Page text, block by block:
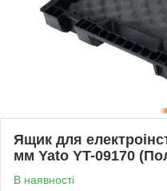
Ящик для
мм Yato YT-09170
В наявності